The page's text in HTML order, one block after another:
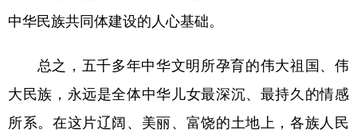
中华民族共同体建设的人心基础。
总之，五千多年中华文明所孕育的伟大祖国、伟
大民族，永远是全体中华儿女最深沉、最持久的情感
所系。在这片辽阔、美丽、富饶的土地上，各族人民